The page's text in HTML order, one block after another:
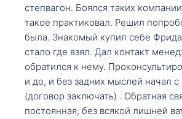
степвагон. Боялся таких
такое практиковал. Решил
была. Знакомый купил себе
стало где взял. Дал контакт
обратился к нему.
и до, и без задних мыслей начал с
(договор заключать) . Обратная
постоянная, без всякой лишней